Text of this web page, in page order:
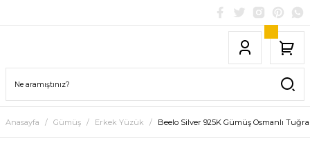
Anasayfa Gümüş Erkek Yüzük Beelo Silver 925K Gümüş Osmanlı